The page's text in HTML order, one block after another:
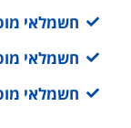
חשמלאי
חשמלאי
חשמלאי